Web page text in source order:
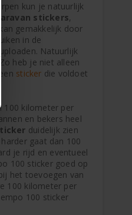
kun je natuurlijk
stickers,
kan gemakkelijk door
in de
Natuurlijk
heb je niet alleen
sticker die voldoet
100 kilometer per
en bekers heel
duidelijk zien
gaat dan 100
je rijd en eventueel
100 sticker goed op
het toevoegen van
100 kilometer per
100 sticker